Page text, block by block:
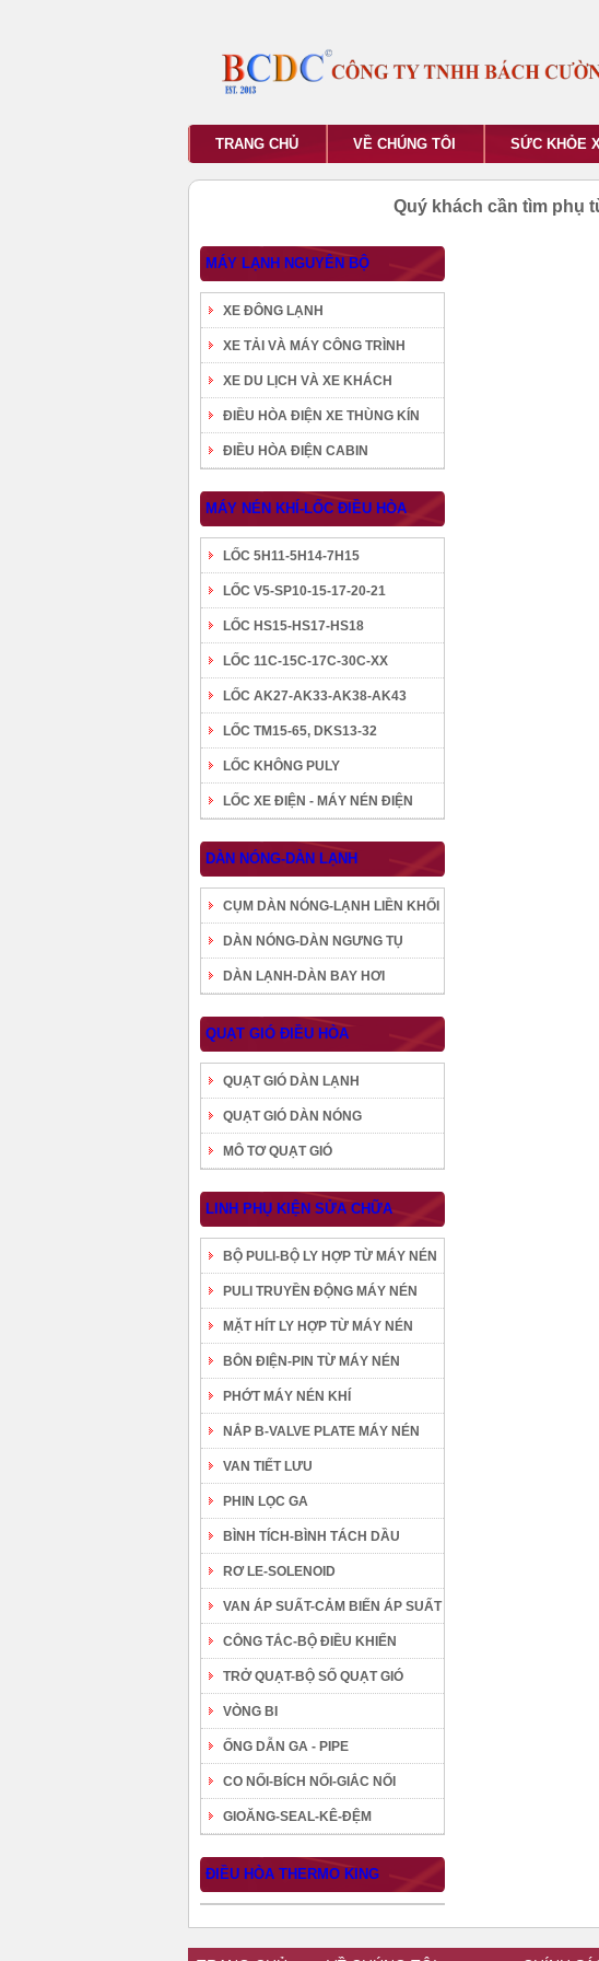
TRANG CHỦ VỀ CHÚNG TÔI SỨC KHỎE
Quý khách cần tìm phụ
MÁY LẠNH NGUYÊN BỘ
XE ĐÔNG LẠNH
XE TẢI VÀ MÁY CÔNG TRÌNH
XE DU LỊCH VÀ XE KHÁCH
ĐIỀU HÒA ĐIỆN XE THÙNG KÍN
ĐIỀU HÒA ĐIỆN CABIN
MÁY NÉN KHÍ-LỐC ĐIỀU HÒA
LỐC 5H11-5H14-7H15
LỐC V5-SP10-15-17-20-21
LỐC HS15-HS17-HS18
LỐC 11C-15C-17C-30C-XX
LỐC AK27-AK33-AK38-AK43
LỐC TM15-65, DKS13-32
LỐC KHÔNG PULY
LỐC XE ĐIỆN - MÁY NÉN ĐIỆN
DÀN NÓNG-DÀN LẠNH
CỤM DÀN NÓNG-LẠNH LIỀN KHỐI
DÀN NÓNG-DÀN NGƯNG TỤ
DÀN LẠNH-DÀN BAY HƠI
QUẠT GIÓ ĐIỀU HÒA
QUẠT GIÓ DÀN LẠNH
QUẠT GIÓ DÀN NÓNG
MÔ TƠ QUẠT GIÓ
LINH PHỤ KIỆN SỬA CHỮA
BỘ PULI-BỘ LY HỢP TỪ MÁY NÉN
PULI TRUYỀN ĐỘNG MÁY NÉN
MẶT HÍT LY HỢP TỪ MÁY NÉN
BÔN ĐIỆN-PIN TỪ MÁY NÉN
PHỚT MÁY NÉN KHÍ
NẮP B-VALVE PLATE MÁY NÉN
VAN TIẾT LƯU
PHIN LỌC GA
BÌNH TÍCH-BÌNH TÁCH DẦU
RƠ LE-SOLENOID
VAN ÁP SUẤT-CẢM BIẾN ÁP SUẤT
CÔNG TẮC-BỘ ĐIỀU KHIỂN
TRỞ QUẠT-BỘ SỐ QUẠT GIÓ
VÒNG BI
ỐNG DẪN GA - PIPE
CO NỐI-BÍCH NỐI-GIẮC NỐI
GIOĂNG-SEAL-KÊ-ĐỆM
ĐIỀU HÒA THERMO KING